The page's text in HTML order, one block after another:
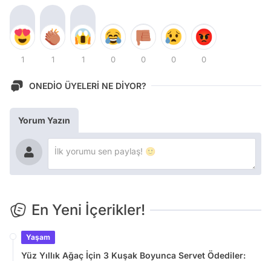
1 1 1 0 0 0 0
ONEDİO ÜYELERİ NE DİYOR?
Yorum Yazın
En Yeni İçerikler!
Yaşam
Yüz Yıllık Ağaç İçin 3 Kuşak Boyunca Servet Ödediler: